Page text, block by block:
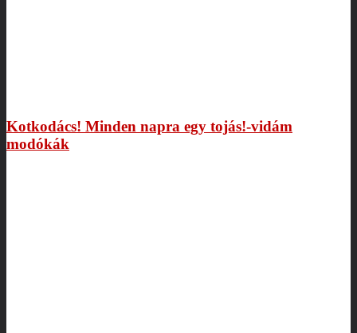
Kotkodács! Minden napra egy tojás!-vidám
modókák